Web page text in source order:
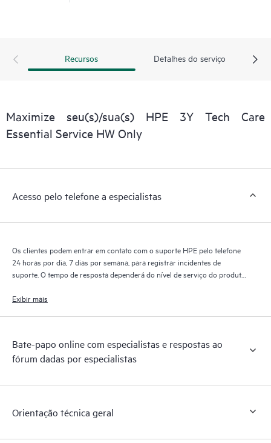
Recursos Detalhes do serviço
Maximize seu(s)/sua(s) HPE 3Y Tech Care
Essential Service HW Only
Acesso pelo telefone a especialistas
Os clientes podem entrar em contato com o suporte HPE pelo telefone
24 horas por dia, 7 dias por semana, para registrar incidentes de
suporte. O tempo de resposta dependerá do nível de serviço do produto
Exibir mais
Bate-papo online com especialistas e respostas ao
fórum dadas por especialistas
Orientação técnica geral